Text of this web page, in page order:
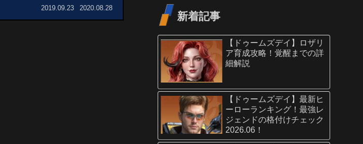
2019.09.23 2020.08.28
新着記事
【ドゥームズデイ】ロザリ
ア育成攻略！覚醒までの詳
細解説
【ドゥームズデイ】最新ヒ
ーローランキング！最強レ
ジェンドの格付けチェック
2026.06！